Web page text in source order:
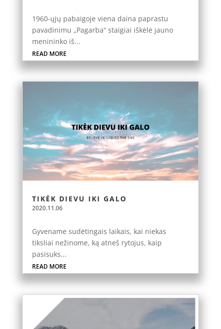
1960-ųjų pabaigoje viena daina paprastu
pavadinimu „Pagarba“ staigiai iškėlė jauno
menininko iš...
READ MORE
TIKĖK DIEVU IKI GALO
2020.11.06
Gyvename sudėtingais laikais, kai niekas
tiksliai nežinome, ką atneš rytojus, kaip
pasisuks...
READ MORE